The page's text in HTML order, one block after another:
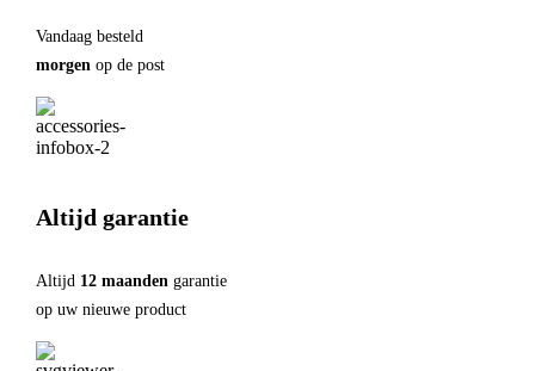
Vandaag besteld
morgen op de post
Altijd garantie
Altijd 12 maanden garantie
op uw nieuwe product